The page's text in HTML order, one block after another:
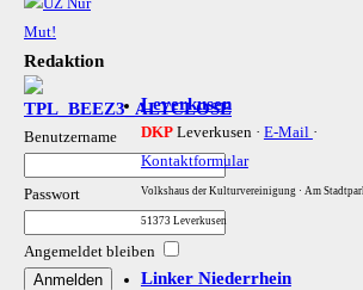
Redaktion
Benutzername
Passwort
Angemeldet bleiben
Leverkusen
DKPLeverkusen · E-Mail ·
Kontaktformular
Volkshaus der Kulturvereinigung · Am
51373 Leverkusen
Linker Niederrhein